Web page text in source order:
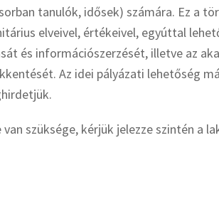
tanulók, idősek) számára. Ez a
elveivel, értékeivel, egyúttal
és információszerzését, illetve az
Az idei pályázati lehetőség
szüksége, kérjük jelezze szintén a